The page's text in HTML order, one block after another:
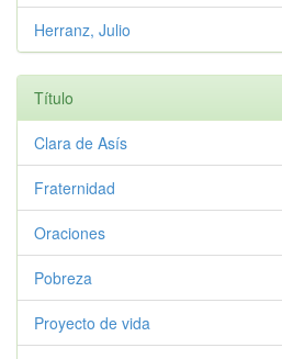
Herranz, Julio
Título
Clara de Asís
Fraternidad
Oraciones
Pobreza
Proyecto de vida